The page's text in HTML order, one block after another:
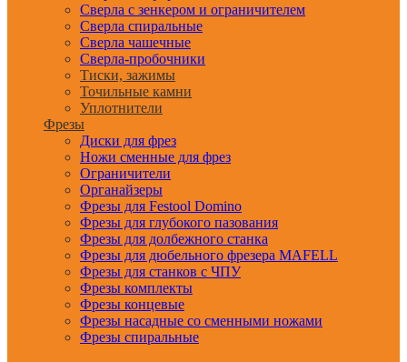
Сверла с зенкером и ограничителем
Сверла спиральные
Сверла чашечные
Сверла-пробочники
Тиски, зажимы
Точильные камни
Уплотнители
Фрезы
Диски для фрез
Ножи сменные для фрез
Ограничители
Органайзеры
Фрезы для Festool Domino
Фрезы для глубокого пазования
Фрезы для долбежного станка
Фрезы для дюбельного фрезера MAFELL
Фрезы для станков с ЧПУ
Фрезы комплекты
Фрезы концевые
Фрезы насадные со сменными ножами
Фрезы спиральные